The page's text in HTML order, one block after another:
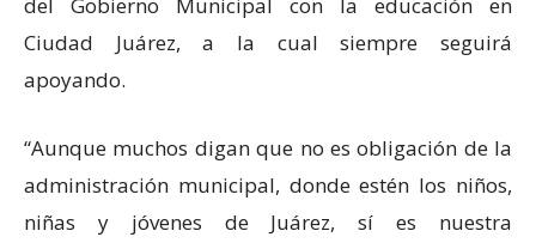
Ciudad Juárez, a la cual siempre seguirá
apoyando.
“Aunque muchos digan que no es obligación de la
administración municipal, donde estén los niños,
niñas y jóvenes de Juárez, sí es nuestra